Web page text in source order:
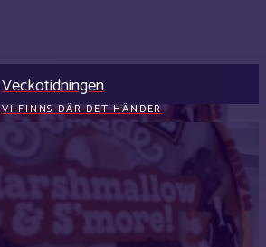
Veckotidningen
VI FINNS DÄR DET HÄNDER